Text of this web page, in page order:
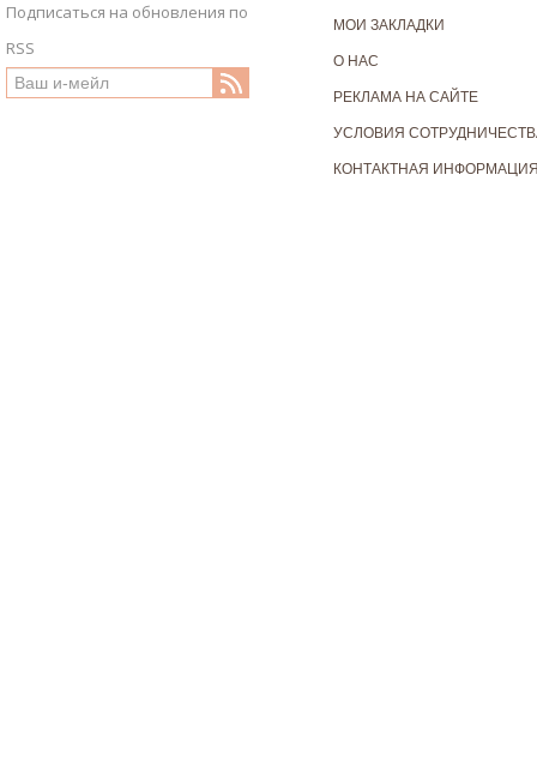
Подписаться на обновления по
RSS
МОИ ЗАКЛАДКИ
О НАС
РЕКЛАМА НА САЙТЕ
УСЛОВИЯ
КОНТАКТНАЯ